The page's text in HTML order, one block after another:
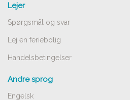
Lejer
Spørgsmål og svar
Lej en feriebolig
Handelsbetingelser
Andre sprog
Engelsk